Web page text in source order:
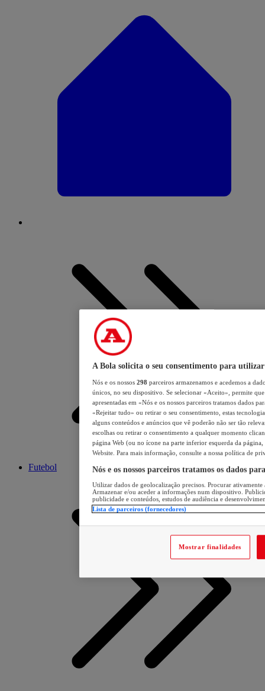
Futebol
A Bola solicita o seu consentimento para utilizar
Nós e os nossos 298 parceiros armazenamos e acedemos a
únicos, no seu dispositivo. Se selecionar «Aceito», permite
apresentadas em «Nós e os nossos parceiros tratamos dados
«Rejeitar tudo» ou retirar o seu consentimento, estas
alguns conteúdos e anúncios que vê poderão não ser tão
escolhas ou retirar o consentimento a qualquer momento
página Web (ou no ícone na parte inferior esquerda da página,
Website. Para mais informação, consulte a nossa política de
Nós e os nossos parceiros tratamos os dados
Utilizar dados de geolocalização precisos. Procurar
Armazenar e/ou aceder a informações num dispositivo.
publicidade e conteúdos, estudos de audiência e
Lista de parceiros (fornecedores)
Mostrar finalidades